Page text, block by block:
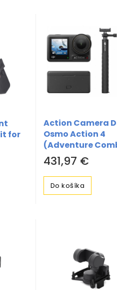
for
Action Camera
Osmo Action 4
(Adventure
431,97 €
Do košíka